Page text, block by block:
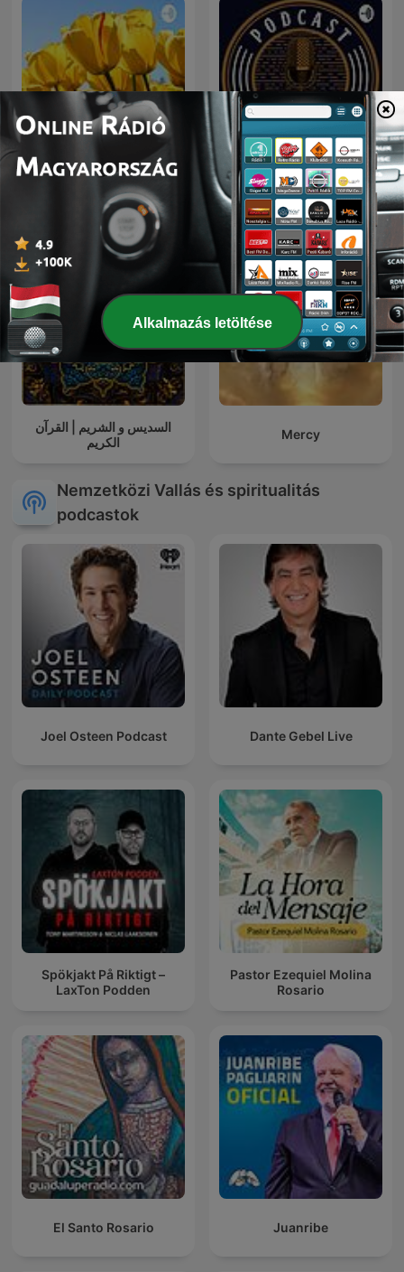
Mago Cigano
السديس و الشريم | القرآن
الكريم
Mercy
Nemzetközi Vallás és spiritualitás
podcastok
Joel Osteen Podcast Dante Gebel Live
Spökjakt På Riktigt –
LaxTon Podden
Pastor Ezequiel Molina
Rosario
El Santo Rosario Juanribe
Alkalmazás letöltése